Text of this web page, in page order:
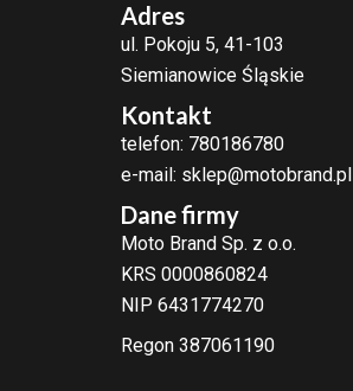
Adres
ul. Pokoju 5, 41-103
Siemianowice Śląskie
Kontakt
telefon: 780186780
e-mail: sklep@motobrand.pl
Dane firmy
Moto Brand Sp. z o.o.
KRS 0000860824
NIP 6431774270
Regon 387061190